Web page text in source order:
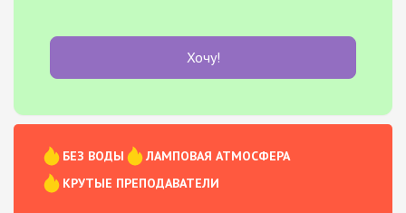
Хочу!
БЕЗ ВОДЫ
ЛАМПОВАЯ АТМОСФЕРА
КРУТЫЕ ПРЕПОДАВАТЕЛИ